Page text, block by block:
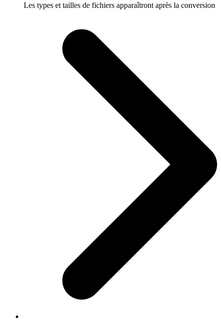
Les types et tailles de fichiers apparaîtront après la conversion